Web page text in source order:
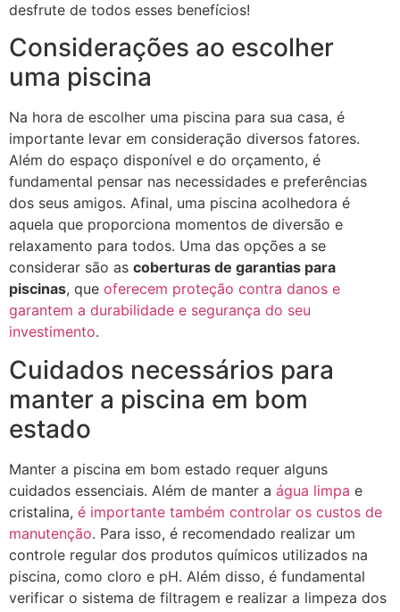
desfrute de todos esses benefícios!
Considerações ao escolher
uma piscina
Na hora de escolher uma piscina para sua casa, é
importante levar em consideração diversos fatores.
Além do espaço disponível e do orçamento, é
fundamental pensar nas necessidades e preferências
dos seus amigos. Afinal, uma piscina acolhedora é
aquela que proporciona momentos de diversão e
relaxamento para todos. Uma das opções a se
considerar são as coberturas de garantias para
piscinas, que oferecem proteção contra danos e
garantem a durabilidade e segurança do seu
investimento.
Cuidados necessários para
manter a piscina em bom
estado
Manter a piscina em bom estado requer alguns
cuidados essenciais. Além de manter a água limpa e
cristalina, é importante também controlar os custos de
manutenção. Para isso, é recomendado realizar um
controle regular dos produtos químicos utilizados na
piscina, como cloro e pH. Além disso, é fundamental
verificar o sistema de filtragem e realizar a limpeza dos